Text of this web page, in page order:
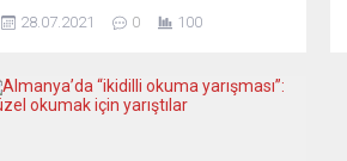
Seçim Komisyonu’nun kararı, Federal
edildi. 3 bin üyeli 53 yaşındaki parti
sandıkta seçmen karşısına
28.07.2021 0 100